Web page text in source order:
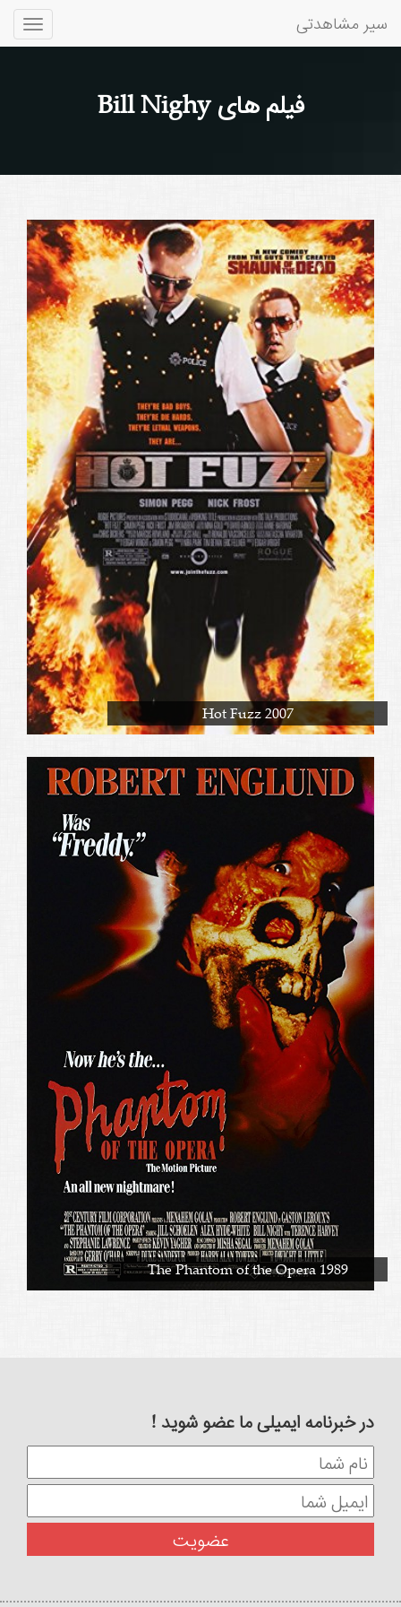
سیر مشاهدتی
فیلم های Bill Nighy
Hot Fuzz 2007
The Phantom of the Opera 1989
در خبرنامه ایمیلی ما عضو شوید !